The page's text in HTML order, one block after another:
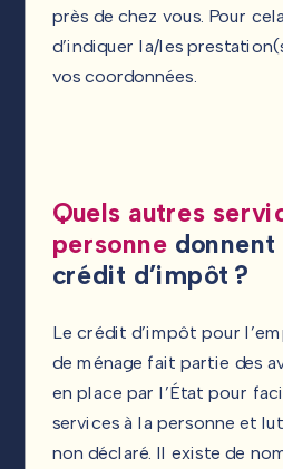
près de chez vous. Pour
d’indiquer la/les
vos coordonnées.
Quels autres
personne
crédit d’impôt ?
Le crédit d’impôt pour
de ménage fait partie des
en place par l’État pour
services à la personne et
non déclaré. Il existe de